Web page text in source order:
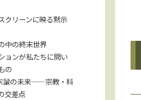
クリーンに映る黙示
中の終末世界
ョンが私たちに問い
の
論の未来——宗教・科
交差点